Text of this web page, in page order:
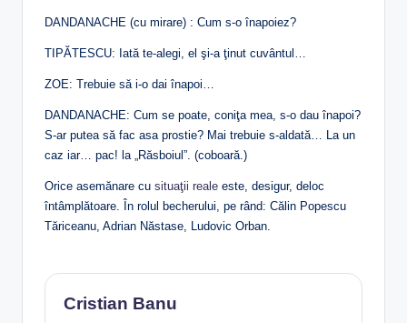
DANDANACHE (cu mirare) : Cum s-o înapoiez?
TIPĂTESCU: Iată te-alegi, el şi-a ţinut cuvântul…
ZOE: Trebuie să i-o dai înapoi…
DANDANACHE: Cum se poate, coniţa mea, s-o dau înapoi?
S-ar putea să fac asa prostie? Mai trebuie s-aldată… La un
caz iar… pac! la „Răsboiul”. (coboară.)
Orice asemănare cu situaţii reale este, desigur, deloc
întâmplătoare. În rolul becherului, pe rând: Călin Popescu
Tăriceanu, Adrian Năstase, Ludovic Orban.
Cristian Banu